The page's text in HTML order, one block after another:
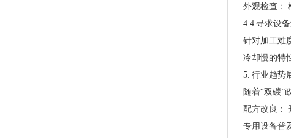
外观检查：
4.4 寻求设
针对加工难
冷却慢的特
5. 行业趋势
随着“双碳”
配方改良：
专用设备普